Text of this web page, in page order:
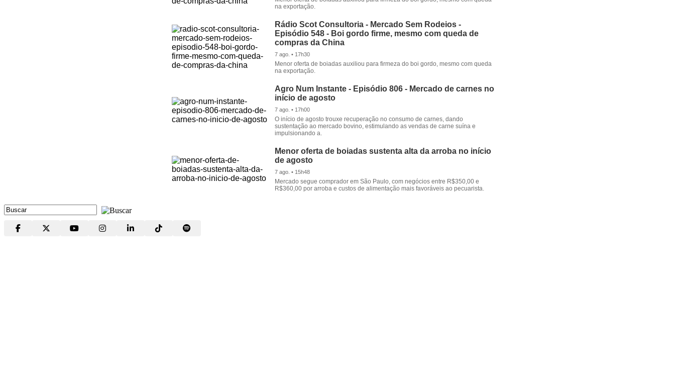
na exportação.
Rádio Scot Consultoria - Mercado Sem Rodeios -
Episódio 548 - Boi gordo firme, mesmo com queda de
compras da China
7 ago. • 17h30
Menor oferta de boiadas auxiliou para firmeza do boi gordo, mesmo com queda
na exportação.
Agro Num Instante - Episódio 806 - Mercado de carnes no
início de agosto
7 ago. • 17h00
O início de agosto trouxe recuperação no consumo de carnes, dando
sustentação ao mercado bovino, estimulando as vendas de carne suína e
impulsionando a.
Menor oferta de boiadas sustenta alta da arroba no início
de agosto
7 ago. • 15h48
Mercado segue comprador em São Paulo, com negócios entre R$350,00 e
R$360,00 por arroba e custos de alimentação mais favoráveis ao pecuarista.